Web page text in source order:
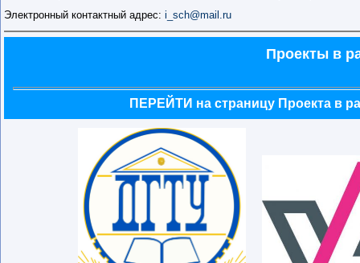
Электронный контактный адрес: i_sch@mail.ru
Проекты в
ПЕРЕЙТИ на страницу Проекта в